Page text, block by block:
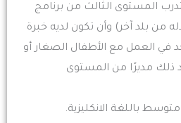
المستوى الثالث من برنامج
من بلد آخر) وأن تكون لديه خبرة
في العمل مع الأطفال الصغار أو
ذلك مديرًا من المستوى
باللغة الانكليزية.